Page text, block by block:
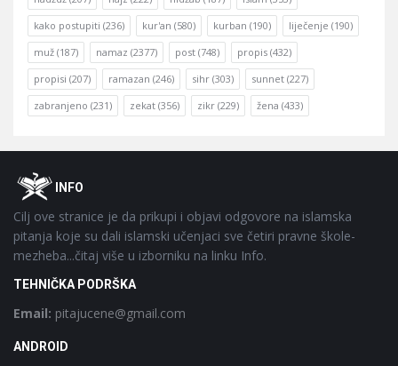
kako postupiti (236) kur'an (580) kurban (190) liječenje (190)
muž (187) namaz (2377) post (748) propis (432)
propisi (207) ramazan (246) sihr (303) sunnet (227)
zabranjeno (231) zekat (356) zikr (229) žena (433)
FooterOINFO
Cilj ove stranice je da prikupi i objavi odgovore na islamska
pitanja koje su dali islamski učenjaci sve četiri pravne škole-
mezheba...čitaj više u izborniku na linku Info.
TEHNIČKA PODRŠKA
Email: pitajucene@gmail.com
ANDROID